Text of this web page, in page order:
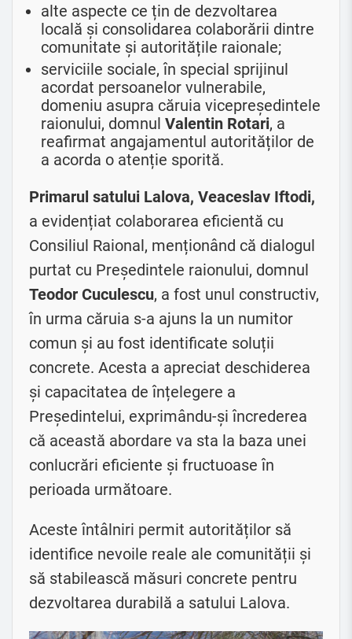
alte aspecte ce țin de dezvoltarea
locală și consolidarea colaborării dintre
comunitate și autoritățile raionale;
serviciile sociale, în special sprijinul
acordat persoanelor vulnerabile,
domeniu asupra căruia vicepreședintele
raionului, domnulValentin Rotari, a
reafirmat angajamentul autorităților de
a acorda o atenție sporită.
Primarul satului Lalova, Veaceslav Iftodi,
a evidențiat colaborarea eficientă cu
Consiliul Raional, menționând că dialogul
purtat cu Președintele raionului, domnul
Teodor Cuculescu, a fost unul constructiv,
în urma căruia s-a ajuns la un numitor
comun și au fost identificate soluții
concrete. Acesta a apreciat deschiderea
și capacitatea de înțelegere a
Președintelui, exprimându-și încrederea
că această abordare va sta la baza unei
conlucrări eficiente și fructuoase în
perioada următoare.
Aceste întâlniri permit autorităților să
identifice nevoile reale ale comunității și
să stabilească măsuri concrete pentru
dezvoltarea durabilă a satului Lalova.